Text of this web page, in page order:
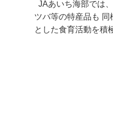
JAあいち海部では
ツバ等の特産品も
とした食育活動を